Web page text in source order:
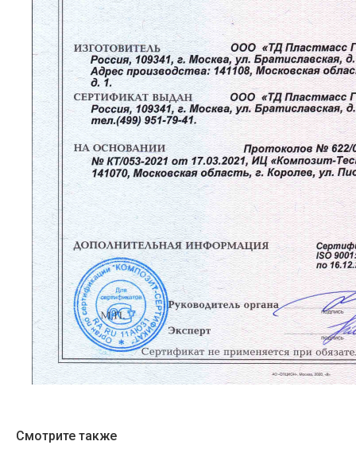
Смотрите также